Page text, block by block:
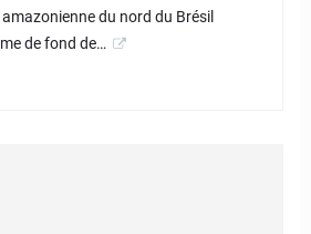
du nord du Brésil
de fond de…